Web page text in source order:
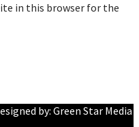
in this browser for the
by: Green Star Media